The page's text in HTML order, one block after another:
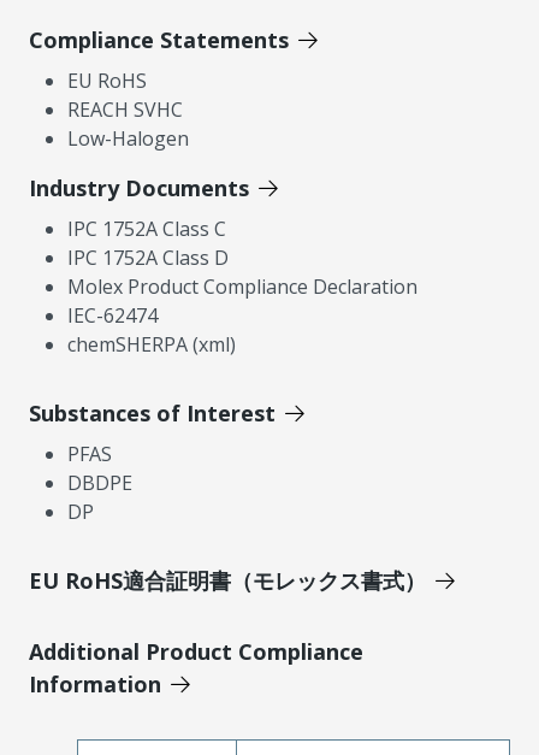
Compliance Statements
EU RoHS
REACH SVHC
Low-Halogen
Industry Documents
IPC 1752A Class C
IPC 1752A Class D
Molex Product Compliance Declaration
IEC-62474
chemSHERPA (xml)
Substances of Interest
PFAS
DBDPE
DP
EU RoHS適合証明書（モレックス書式）
Additional Product Compliance
Information